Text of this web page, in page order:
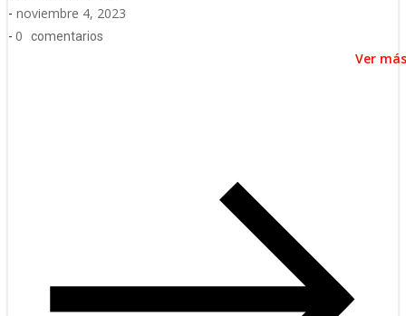
- noviembre 4, 2023
- 0 comentarios
Ver más